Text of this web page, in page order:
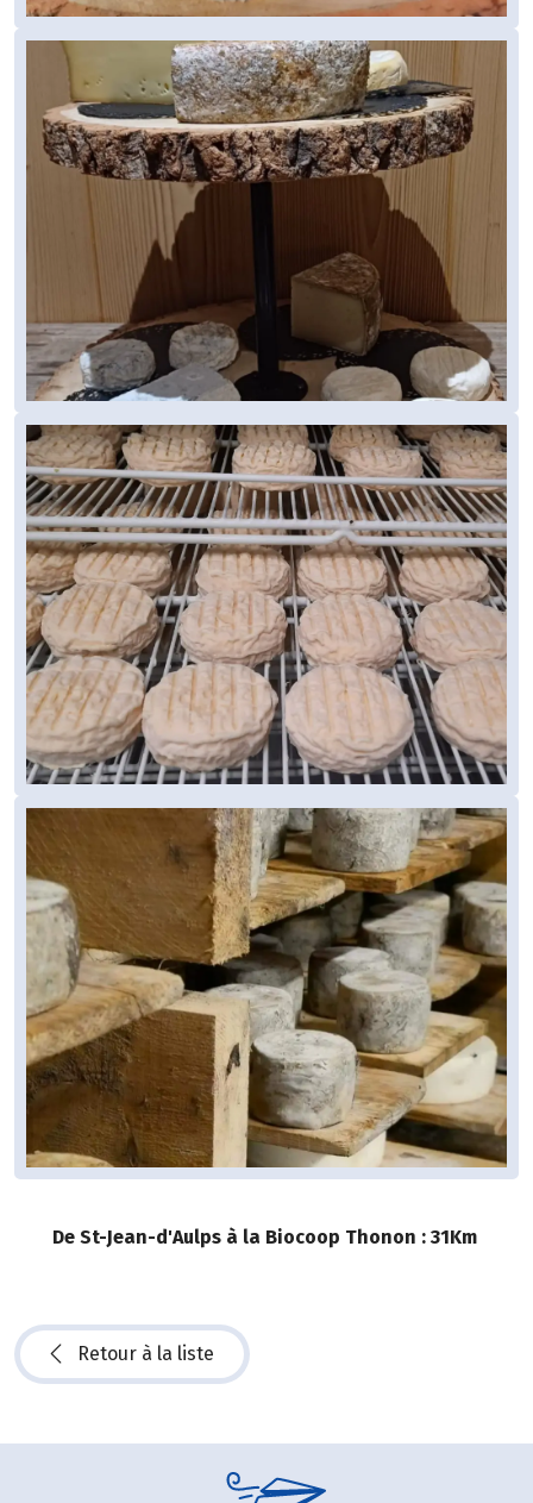
De St-Jean-d'Aulps à la Biocoop Thonon : 31Km
Retour à la liste